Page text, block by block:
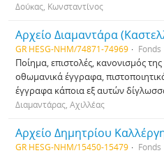
Δούκας, Κωνσταντίνος
Αρχείο Διαμαντάρα
GR HESG-NHM/74871-74969 Fonds
Ποίημα, επιστολές, κανονισμός
οθωμανικά έγγραφα,
έγγραφα κάποια εξ αυτών
Διαμαντάρας, Αχιλλέας
Αρχείο Δημητρίου
GR HESG-NHM/15450-15479 Fonds